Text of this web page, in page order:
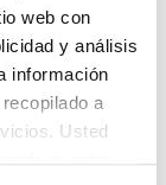
web con
y análisis
información
a
Usted